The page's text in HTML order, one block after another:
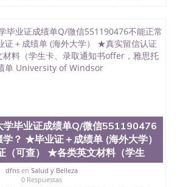
学毕业证成绩单Q/微信551190476
？ ★毕业证＋成绩单 (海外大学）
（可查） ★各类英文材料（学生
dfnsen Salud y Belleza
0 Respuestas